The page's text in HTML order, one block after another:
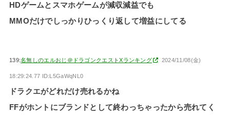
HDゲームとスマホゲームが減収減益でも
MMOだけでしっかりひっくり返して増益にしてる
139:名無しのエルおじ＠ドラゴンクエストXランキング 2024/11/08(金)
18:29:24.77 ID:L5GaWqNL0
ドラクエがどれだけ売れるかね
FFがホントにブランドとして終わっちゃったから売れてく